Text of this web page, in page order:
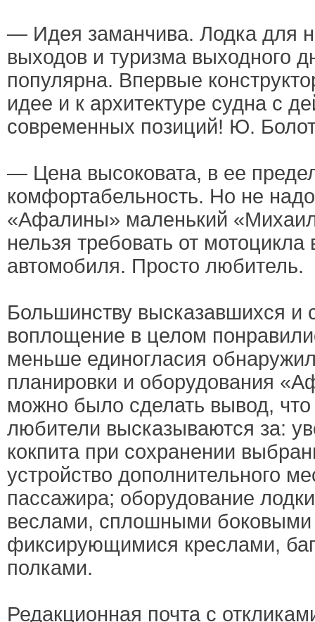
— Идея заманчива. Лодка для
выходов и туризма выходного
популярна. Впервые
идее и к архитектуре судна с
современных позиций! Ю.
— Цена высоковата, в ее
комфортабельность. Но не
«Афалины» маленький
нельзя требовать от мотоцикла
автомобиля. Просто любитель.
Большинству высказавшихся и
воплощение в целом
меньше единогласия
планировки и оборудования
можно было сделать вывод, что
любители высказываются за:
кокпита при сохранении
устройство дополнительного
пассажира; оборудование
веслами, сплошными боковыми
фиксирующимися креслами,
полками.
Редакционная почта с